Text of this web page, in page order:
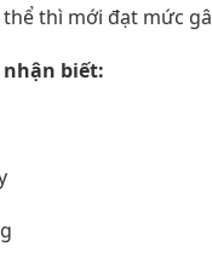
thì mới đạt mức
biết: